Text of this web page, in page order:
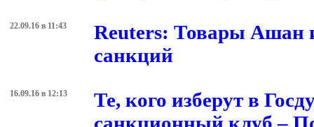
22.09.16 в 11:43
Reuters: Товары Ашан
санкций
16.09.16 в 12:13
Те, кого изберут в